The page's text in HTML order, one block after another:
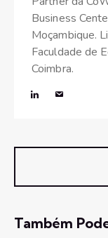
Business
Moçambique.
Faculdade de
Coimbra.
Também